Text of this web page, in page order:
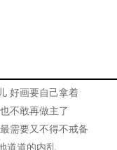
好画要自己拿着
不敢再做主了
需要又不得不戒备
道道的内乱